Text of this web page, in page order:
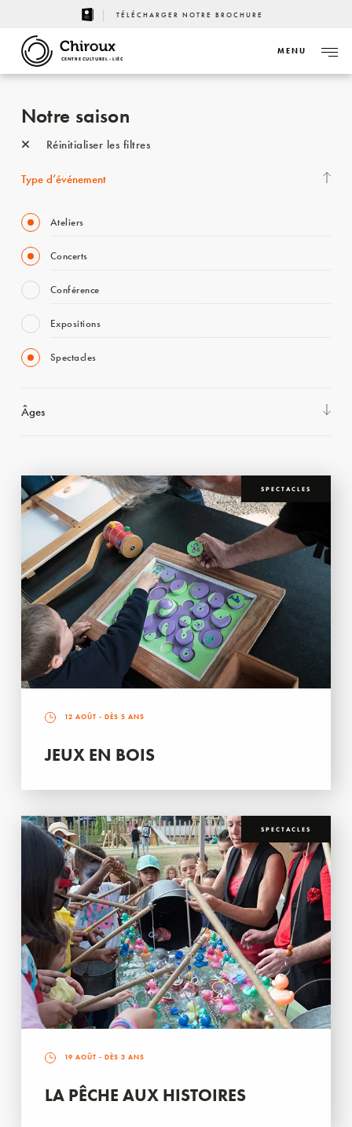
TÉLÉCHARGER NOTRE BROCHURE
CENTRE CULTUREL - LIÈGE
MENU
Notre saison
Réinitialiser les filtres
Type d’événement
Ateliers
Concerts
Conférence
Expositions
Spectacles
Âges
SPECTACLES
12 AOÛT - DÈS 5 ANS
JEUX EN BOIS
SPECTACLES
19 AOÛT - DÈS 3 ANS
LA PÊCHE AUX HISTOIRES